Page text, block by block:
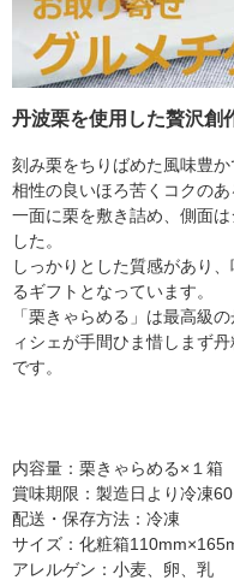
丹波栗を使用した贅沢創
刻み栗をちりばめた風味豊
相性の良いほろ苦くコクの
一面に栗を敷き詰め、側面
した。
しっかりとした質感があり
るギフトとなっています。
「栗きゃらめる」は最高級
ィシェが手間ひま惜しまず
です。
内容量：栗きゃらめる×１箱
賞味期限：製造日より冷凍60
配送・保存方法：冷凍
サイズ：化粧箱
アレルゲン：小麦、卵、乳